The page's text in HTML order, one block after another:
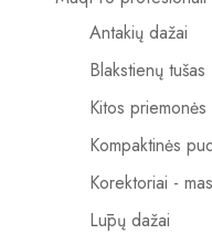
Antakių dažai
Blakstienų tušas
Kitos priemonės
Kompaktinės
Korektoriai -
Lūpų dažai